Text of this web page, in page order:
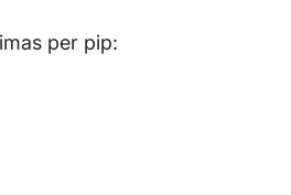
per pip: